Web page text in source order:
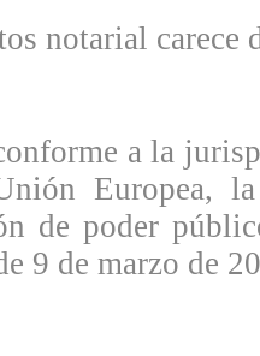
notarial carece
a la
Europea,
de poder
9 de marzo de